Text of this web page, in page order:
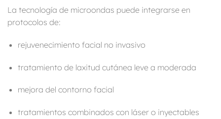
La tecnología de microondas puede integrarse en
protocolos de:
rejuvenecimiento facial no invasivo
tratamiento de laxitud cutánea leve a moderada
mejora del contorno facial
tratamientos combinados con láser o inyectables